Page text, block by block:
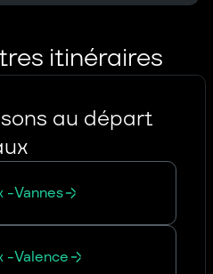
itinéraires
au départ
-Vannes
-Valence